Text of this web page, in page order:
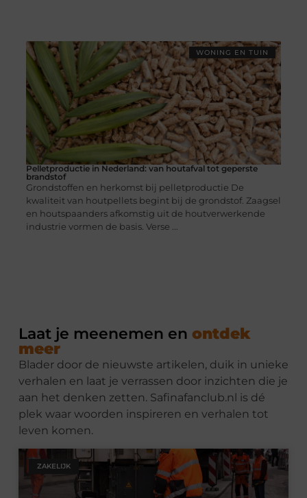
WONING EN TUIN
Pelletproductie in Nederland: van houtafval tot geperste
brandstof
Grondstoffen en herkomst bij pelletproductie De
kwaliteit van houtpellets begint bij de grondstof. Zaagsel
en houtspaanders afkomstig uit de houtverwerkende
industrie vormen de basis. Verse ...
Laat je meenemen en ontdek
meer
Blader door de nieuwste artikelen, duik in unieke
verhalen en laat je verrassen door inzichten die je
aan het denken zetten. Safinafanclub.nl is dé
plek waar woorden inspireren en verhalen tot
leven komen.
ZAKELIJK